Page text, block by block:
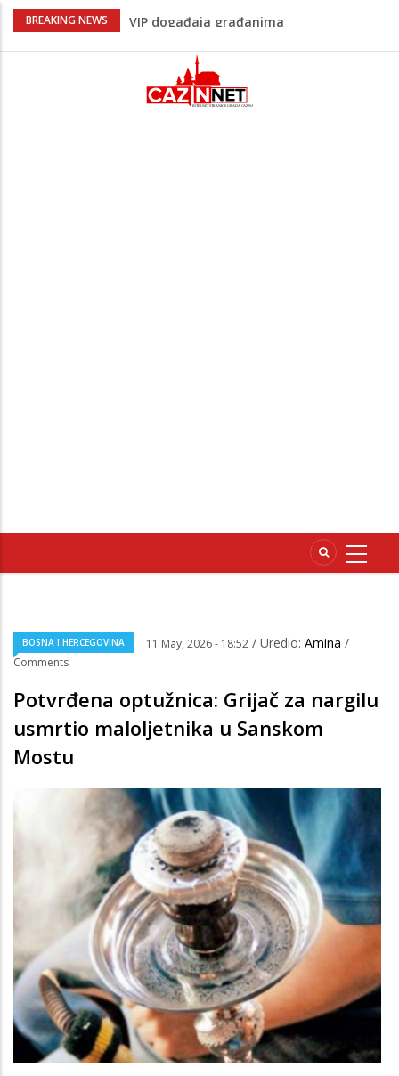
BREAKING NEWS
Lepa Brena pala na koncertu u Budvi
na njenom koncertu ako nije pala"
Na Ahiret preselio BEKTAŠEVIĆ (HUSEIN)
HUSEIN-BEKTAŠ
BOSNA I HERCEGOVINA 11 May, 2026 - 18:52 / Uredio: Amina /
Comments
Potvrđena optužnica: Grijač za nargilu
usmrtio maloljetnika u Sanskom
Mostu